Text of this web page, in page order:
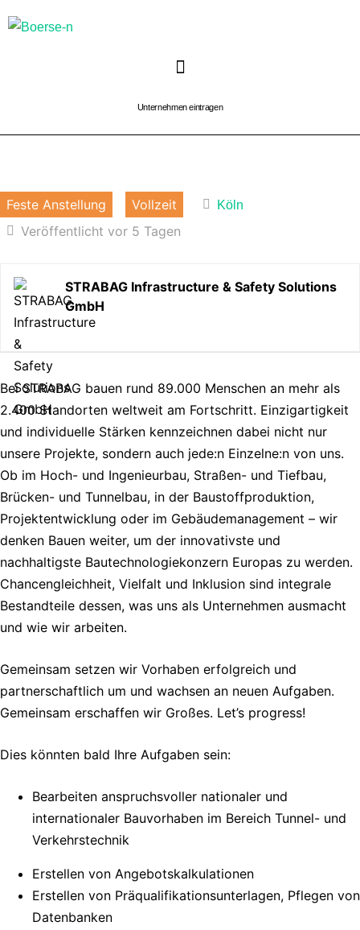
Inhalt
Unternehmen eintragen
Feste Anstellung Vollzeit Köln
Veröffentlicht vor 5 Tagen
STRABAG Infrastructure & Safety Solutions
GmbH
Bei STRABAG bauen rund 89.000 Menschen an mehr als
2.400 Standorten weltweit am Fortschritt. Einzigartigkeit
und individuelle Stärken kennzeichnen dabei nicht nur
unsere Projekte, sondern auch jede:n Einzelne:n von uns.
Ob im Hoch- und Ingenieurbau, Straßen- und Tiefbau,
Brücken- und Tunnelbau, in der Baustoffproduktion,
Projektentwicklung oder im Gebäudemanagement – wir
denken Bauen weiter, um der innovativste und
nachhaltigste Bautechnologiekonzern Europas zu werden.
Chancengleichheit, Vielfalt und Inklusion sind integrale
Bestandteile dessen, was uns als Unternehmen ausmacht
und wie wir arbeiten.
Gemeinsam setzen wir Vorhaben erfolgreich und
partnerschaftlich um und wachsen an neuen Aufgaben.
Gemeinsam erschaffen wir Großes. Let’s progress!
Dies könnten bald Ihre Aufgaben sein:
Bearbeiten anspruchsvoller nationaler und
internationaler Bauvorhaben im Bereich Tunnel- und
Verkehrstechnik
Erstellen von Angebotskalkulationen
Erstellen von Präqualifikationsunterlagen, Pflegen von
Datenbanken